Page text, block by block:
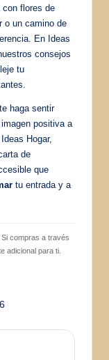
con flores de
o un camino de
En Ideas
consejos
tu
haga sentir
positiva a
Hogar,
de
que
tu entrada y a
compras a través
adicional para ti.